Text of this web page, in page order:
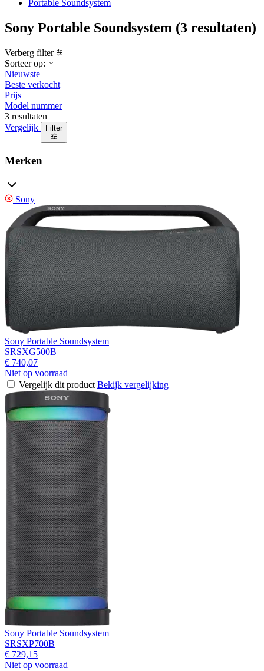
Portable Soundsystem
Sony Portable Soundsystem (3 resultaten)
Verberg filter
Sorteer op:
Nieuwste
Beste verkocht
Prijs
Model nummer
3 resultaten
Vergelijk
Filter
Merken
Sony
Sony Portable Soundsystem
SRSXG500B
€ 740,07
Niet op voorraad
Vergelijk dit product Bekijk vergelijking
Sony Portable Soundsystem
SRSXP700B
€ 729,15
Niet op voorraad